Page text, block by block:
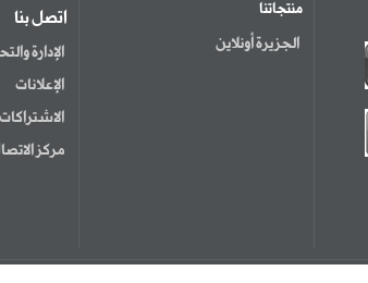
منتجاتنا
الجزيرة أونلاين
اتصل بنا
الإدارة
الإعلانات
الاشتراكات
مركز